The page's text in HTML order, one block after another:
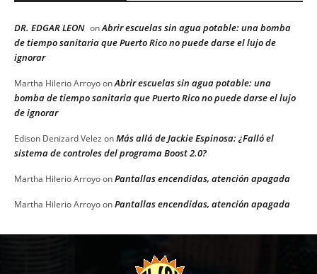
DR. EDGAR LEON onAbrir escuelas sin agua potable: una bomba
de tiempo sanitaria que Puerto Rico no puede darse el lujo de
ignorar
Martha Hilerio ArroyoonAbrir escuelas sin agua potable: una
bomba de tiempo sanitaria que Puerto Rico no puede darse el lujo
de ignorar
Edison Denizard Velez onMás allá de Jackie Espinosa: ¿Falló el
sistema de controles del programa Boost 2.0?
Martha Hilerio ArroyoonPantallas encendidas, atención apagada
Martha Hilerio ArroyoonPantallas encendidas, atención apagada